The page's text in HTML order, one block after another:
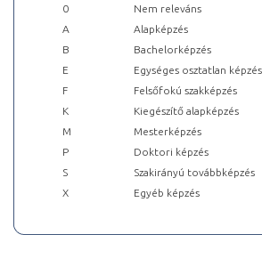
0
Nem releváns
A
Alapképzés
B
Bachelorképzés
E
Egységes osztatlan képzés
F
Felsőfokú szakképzés
K
Kiegészítő alapképzés
M
Mesterképzés
P
Doktori képzés
S
Szakirányú továbbképzés
X
Egyéb képzés